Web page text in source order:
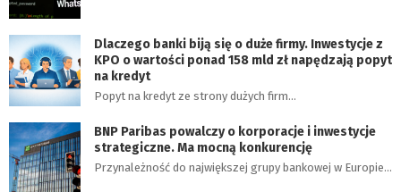
Dlaczego banki biją się o duże firmy. Inwestycje z
KPO o wartości ponad 158 mld zł napędzają popyt
na kredyt
Popyt na kredyt ze strony dużych firm…
BNP Paribas powalczy o korporacje i inwestycje
strategiczne. Ma mocną konkurencję
Przynależność do największej grupy bankowej w Europie…